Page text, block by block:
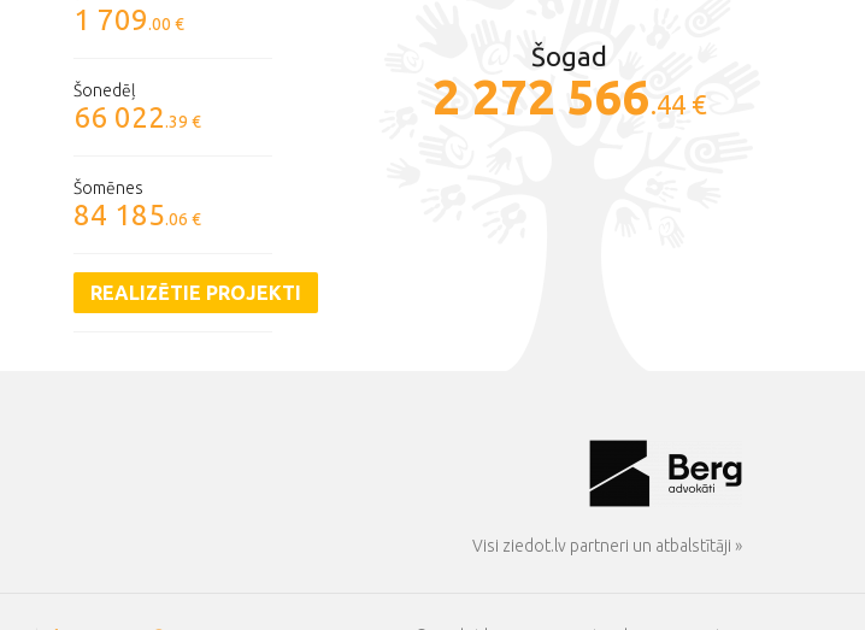
1 709.00 €
Šonedēļ
66 022.39 €
Šomēnes
84 185.06 €
REALIZĒTIE PROJEKTI
Šogad
2 272 566.44 €
Visi ziedot.lv partneri un atbalstītāji »